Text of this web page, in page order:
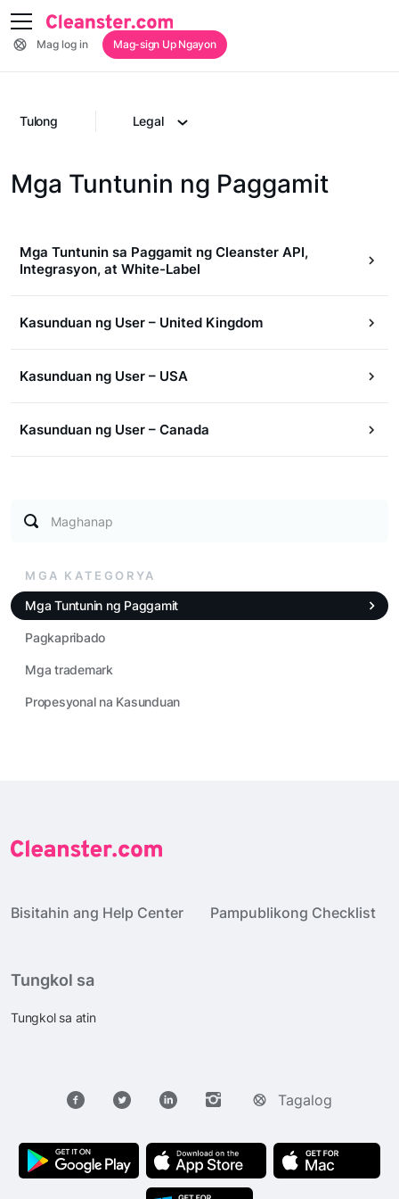
Mag log in Mag-sign Up Ngayon
Tulong Legal
Maghanap
MGA KATEGORYA
Mga Tuntunin ng Paggamit
Pagkapribado
Mga trademark
Propesyonal na Kasunduan
Mga Tuntunin ng Paggamit
Mga Tuntunin sa Paggamit ng Cleanster API,
Integrasyon, at White-Label
Kasunduan ng User – United Kingdom
Kasunduan ng User – USA
Kasunduan ng User – Canada
Bisitahin ang Help Center Pampublikong Checklist
Tungkol sa
Tungkol sa atin
Tagalog